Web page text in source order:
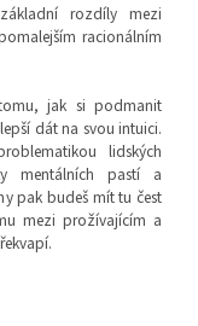
rozdíly mezi
racionálním
jak si podmanit
dát na svou intuici.
lidských
mentálních pastí a
pak budeš mít tu čest
mezi prožívajícím a